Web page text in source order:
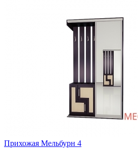
Прихожая Мельбурн 4